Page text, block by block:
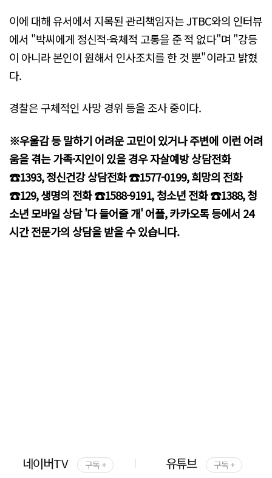
이에 대해 유서에서 지목된 관리책임자는 JTBC와의 인터뷰
에서 "박씨에게 정신적·육체적 고통을 준 적 없다"며 "강등
이 아니라 본인이 원해서 인사조치를 한 것 뿐"이라고 밝혔
다.
경찰은 구체적인 사망 경위 등을 조사 중이다.
※우울감 등 말하기 어려운 고민이 있거나 주변에 이런 어려
움을 겪는 가족·지인이 있을 경우 자살예방 상담전화
☎️1393, 정신건강 상담전화 ☎️1577-0199, 희망의 전화
☎️129, 생명의 전화 ☎️1588-9191, 청소년 전화 ☎️1388, 청
소년 모바일 상담 '다 들어줄 개' 어플, 카카오톡 등에서 24
시간 전문가의 상담을 받을 수 있습니다.
네이버TV 구독 + 유튜브 구독 +